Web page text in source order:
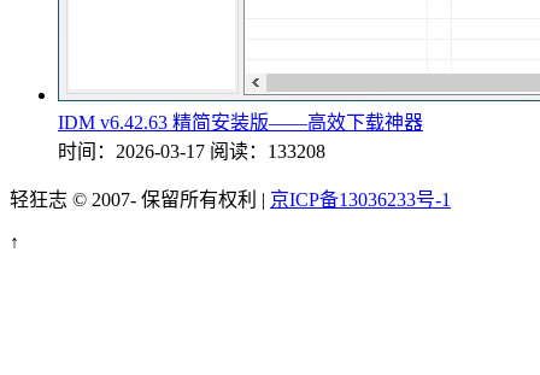
IDM v6.42.63 精简安装版——高效下载神器
时间：2026-03-17 阅读：133208
轻狂志 © 2007- 保留所有权利 | 京ICP备13036233号-1
↑